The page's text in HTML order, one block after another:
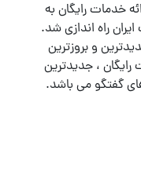
۱۳۸۶ با هدف ارائه خدمات رایگان به
راه اندازی شد.
و بروزترین
، جدیدترین
گفتگو می باشد.